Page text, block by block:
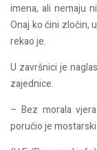
imena, ali nemaju
Onaj ko čini zločin,
rekao je.
U završnici je
zajednice.
– Bez morala
poručio je